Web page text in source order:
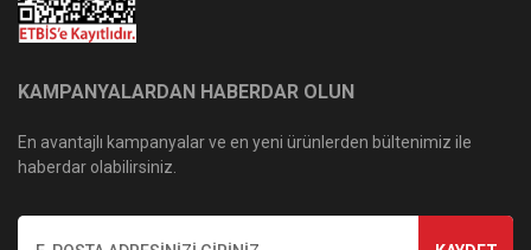
KAMPANYALARDAN HABERDAR OLUN
En avantajlı kampanyalar ve en yeni ürünlerden bültenimiz ile
haberdar olabilirsiniz.